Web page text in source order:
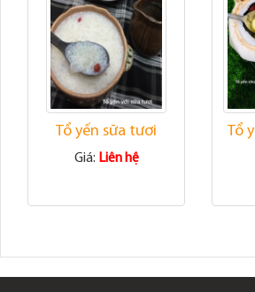
Tổ yến sữa tươi
Giá: Liên hệ
Tổ